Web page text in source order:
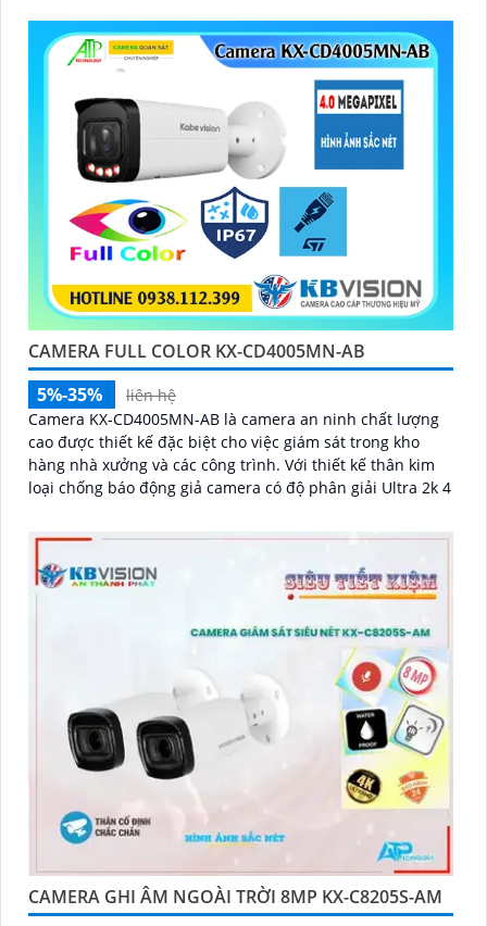
CAMERA FULL COLOR KX-CD4005MN-AB
5%-35%
liên hệ
Camera KX-CD4005MN-AB là camera an ninh chất lượng
cao được thiết kế đặc biệt cho việc giám sát trong kho
hàng nhà xưởng và các công trình. Với thiết kế thân kim
loại chống báo động giả camera có độ phân giải Ultra 2k 4
CAMERA GHI ÂM NGOÀI TRỜI 8MP KX-C8205S-AM